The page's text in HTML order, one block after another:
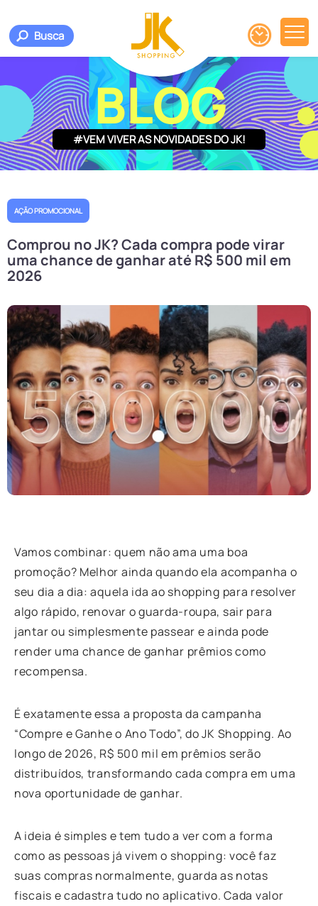
Busca
BLOG
#VEM VIVER AS NOVIDADES DO JK!
AÇÃO PROMOCIONAL
Comprou no JK? Cada compra pode virar
uma chance de ganhar até R$ 500 mil em
2026
Vamos combinar: quem não ama uma boa
promoção? Melhor ainda quando ela acompanha o
seu dia a dia: aquela ida ao shopping para resolver
algo rápido, renovar o guarda-roupa, sair para
jantar ou simplesmente passear e ainda pode
render uma chance de ganhar prêmios como
recompensa.
É exatamente essa a proposta da campanha
“Compre e Ganhe o Ano Todo”, do JK Shopping. Ao
longo de 2026, R$ 500 mil em prêmios serão
distribuídos, transformando cada compra em uma
nova oportunidade de ganhar.
A ideia é simples e tem tudo a ver com a forma
como as pessoas já vivem o shopping: você faz
suas compras normalmente, guarda as notas
fiscais e cadastra tudo no aplicativo. Cada valor